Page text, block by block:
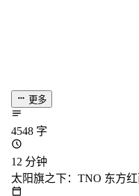
更多
4548 字
12 分钟
太阳旗之下：TNO 东方